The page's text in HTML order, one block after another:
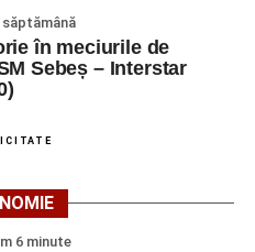
în meciurile de
Sebeș – Interstar
6 minute